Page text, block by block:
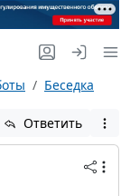
Беседка
Ответить